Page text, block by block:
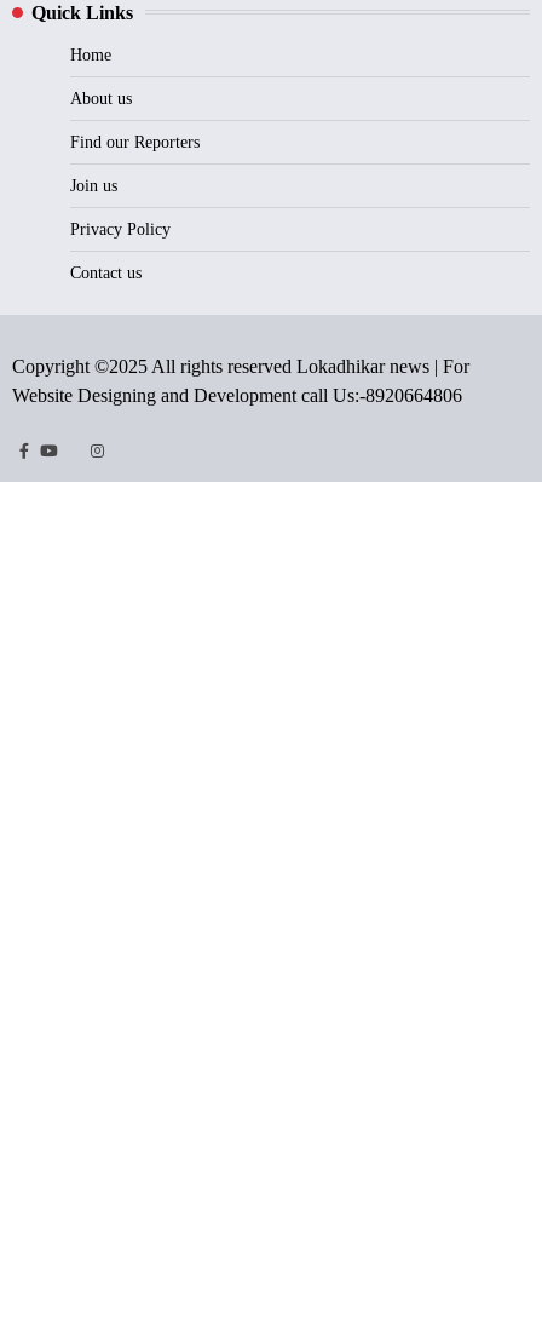
Quick Links
Home
About us
Find our Reporters
Join us
Privacy Policy
Contact us
Copyright ©2025 All rights reserved Lokadhikar news | For
Website Designing and Development call Us:-8920664806
Facebook
Youtube
TwitterInstragram